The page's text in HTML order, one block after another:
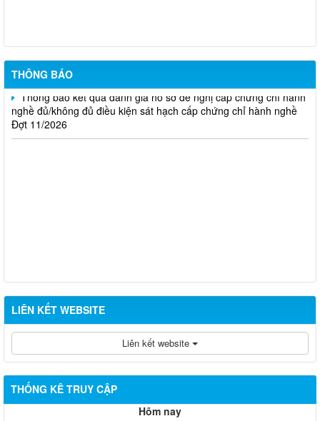
THÔNG BÁO
nghề đủ/không đủ điều kiện sát hạch cấp chứng chỉ hành nghề
Đợt 10/2026
Thông báo kết quả đánh giá hồ sơ đề nghị cấp chứng chỉ hành
nghề đủ/không đủ điều kiện sát hạch cấp chứng chỉ hành nghề
Đợt 11/2026
LIÊN KẾT WEBSITE
Liên kết website
THỐNG KÊ TRUY CẬP
Hôm nay